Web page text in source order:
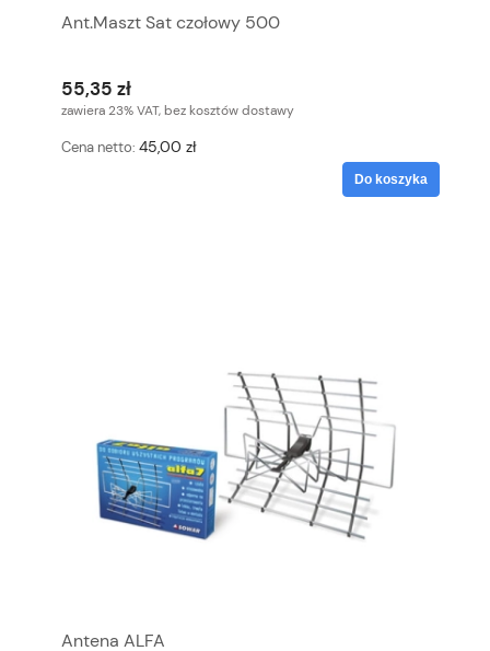
Ant.Maszt Sat czołowy 500
55,35 zł
zawiera 23% VAT, bez kosztów dostawy
Cena netto: 45,00 zł
Do koszyka
Antena ALFA